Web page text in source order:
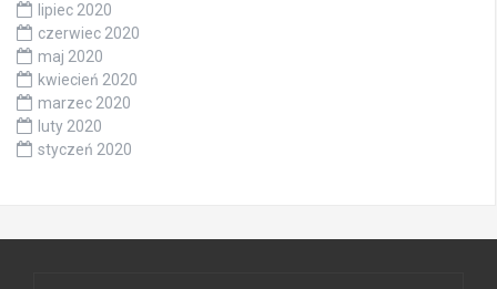
lipiec 2020
czerwiec 2020
maj 2020
kwiecień 2020
marzec 2020
luty 2020
styczeń 2020